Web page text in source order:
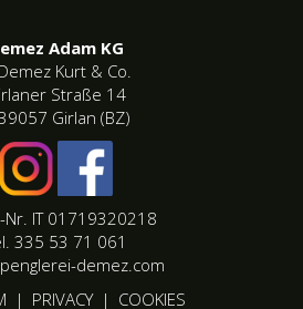
Adam KG
Kurt & Co.
Straße 14
Girlan (BZ)
Nr. IT 01719320218
335 53 71 061
demez.com
| PRIVACY | COOKIES